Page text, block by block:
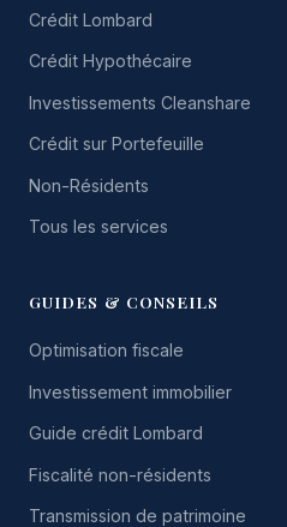
Crédit Lombard
Crédit Hypothécaire
Investissements Cleanshare
Crédit sur Portefeuille
Non-Résidents
Tous les services
GUIDES & CONSEILS
Optimisation fiscale
Investissement immobilier
Guide crédit Lombard
Fiscalité non-résidents
Transmission de patrimoine